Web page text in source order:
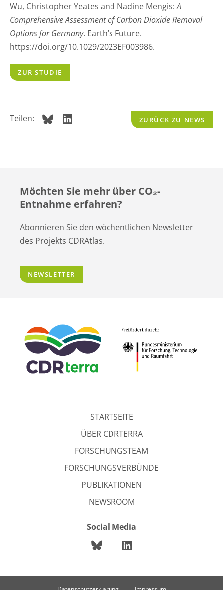
Wu, Christopher Yeates and Nadine Mengis:A
Comprehensive Assessment of Carbon Dioxide Removal
Options for Germany. Earth’s Future.
https://doi.org/10.1029/2023EF003986.
ZUR STUDIE
Teilen: ZURÜCK ZU NEWS
STARTSEITE
ÜBER CDRTERRA
FORSCHUNGSTEAM
FORSCHUNGSVERBÜNDE
PUBLIKATIONEN
NEWSROOM
Social Media
Möchten Sie mehr über CO₂-
Entnahme erfahren?
Abonnieren Sie den wöchentlichen Newsletter
des Projekts CDRAtlas.
NEWSLETTER